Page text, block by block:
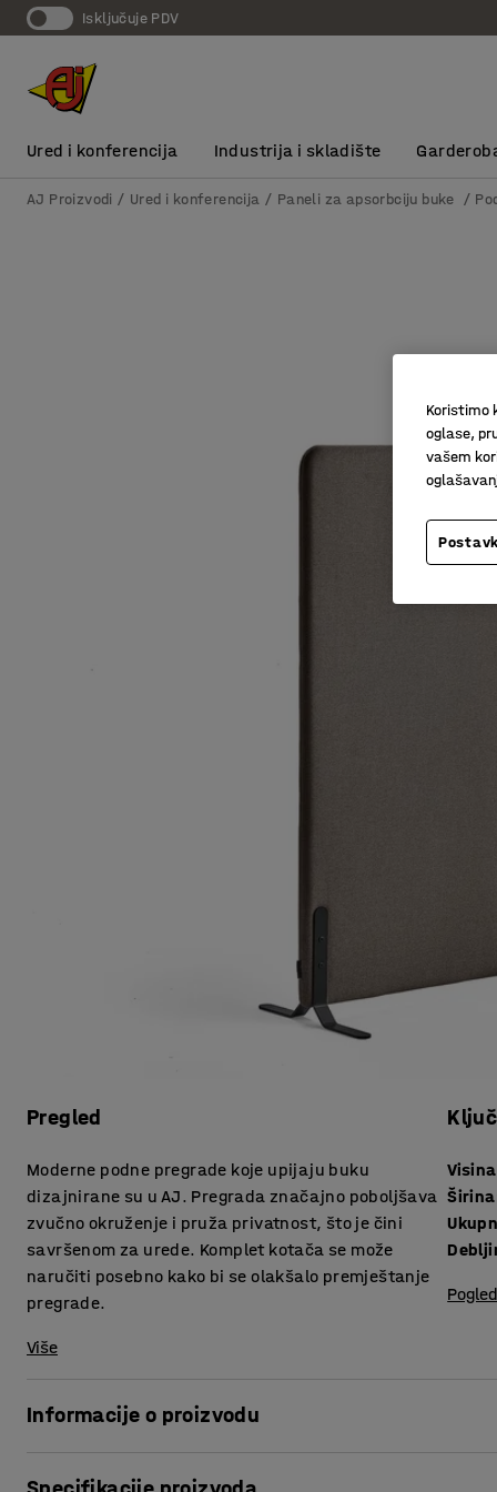
Isključuje PDV
Ured i konferencija Industrija i skladište
AJ Proizvodi Ured i konferencija Paneli za apsorbciju buke
Pregled
Moderne podne pregrade koje upijaju buku
dizajnirane su u AJ. Pregrada značajno poboljšava
zvučno okruženje i pruža privatnost, što je čini
savršenom za urede. Komplet kotača se može
naručiti posebno kako bi se olakšalo premještanje
pregrade.
Više
Visina
Širina
Informacije o proizvodu
Koristimo
oglase,
vašem